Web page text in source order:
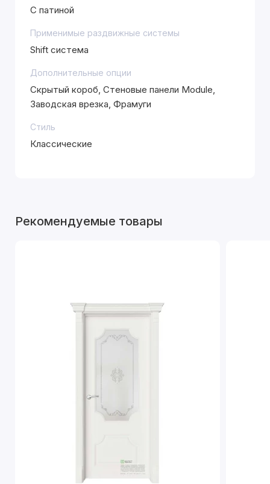
С патиной
Применимые раздвижные системы
Shift система
Дополнительные опции
Скрытый короб, Стеновые панели Module,
Заводская врезка, Фрамуги
Стиль
Классические
Рекомендуемые товары